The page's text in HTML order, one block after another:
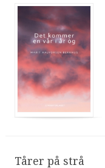
Tårer på strå